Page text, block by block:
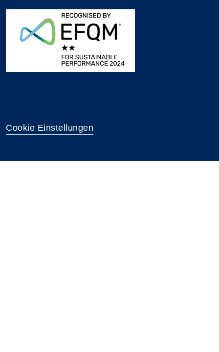
Cookie Einstellungen